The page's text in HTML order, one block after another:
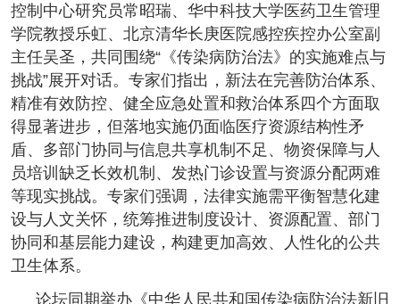
控制中心研究员常昭瑞、华中科技大学医药卫生管理
学院教授乐虹、北京清华长庚医院感控疾控办公室副
主任吴圣，共同围绕“《传染病防治法》的实施难点与
挑战”展开对话。专家们指出，新法在完善防治体系、
精准有效防控、健全应急处置和救治体系四个方面取
得显著进步，但落地实施仍面临医疗资源结构性矛
盾、多部门协同与信息共享机制不足、物资保障与人
员培训缺乏长效机制、发热门诊设置与资源分配两难
等现实挑战。专家们强调，法律实施需平衡智慧化建
设与人文关怀，统筹推进制度设计、资源配置、部门
协同和基层能力建设，构建更加高效、人性化的公共
卫生体系。
论坛同期举办《中华人民共和国传染病防治法新旧